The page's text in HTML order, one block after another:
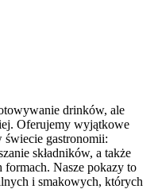
drinków, ale
Oferujemy wyjątkowe
świecie gastronomii:
składników, a także
Nasze pokazy to
i smakowych, których